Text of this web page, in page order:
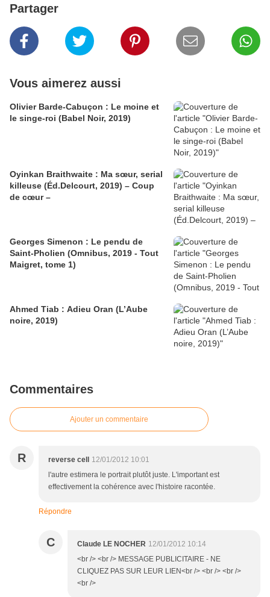
Partager
Vous aimerez aussi
Olivier Barde-Cabuçon : Le moine et
le singe-roi (Babel Noir, 2019)
Oyinkan Braithwaite : Ma sœur, serial
killeuse (Éd.Delcourt, 2019) – Coup
de cœur –
Georges Simenon : Le pendu de
Saint-Pholien (Omnibus, 2019 - Tout
Maigret, tome 1)
Ahmed Tiab : Adieu Oran (L’Aube
noire, 2019)
Commentaires
Ajouter un commentaire
R reverse cell
12/01/2012 10:01
l'autre estimera le portrait plutôt juste. L'important est
effectivement la cohérence avec l'histoire racontée.
Répondre
C Claude LE NOCHER 12/01/2012 10:14
<br /> <br /> MESSAGE PUBLICITAIRE - NE
CLIQUEZ PAS SUR LEUR LIEN<br /> <br /> <br />
<br />